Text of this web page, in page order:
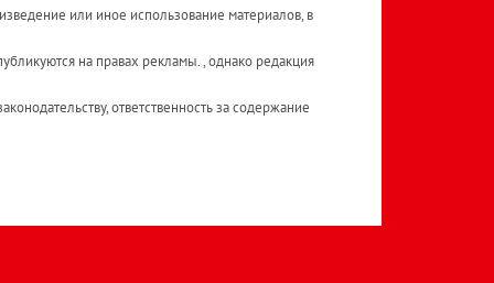
или иное использование материалов, в
на правах рекламы. , однако редакция
ответственность за содержание